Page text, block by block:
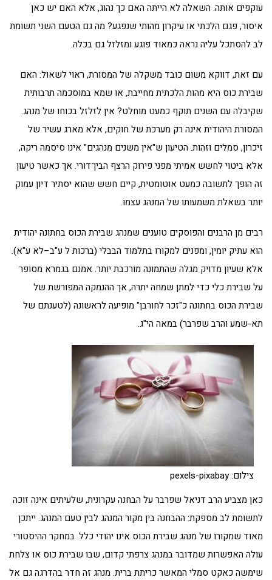
עוקפים אותה. השאלה לא הייתה האם כך נהוג, אלא האם יש כאן
איסור, פגם הלכתי או עיקרון מהותי שנפגע? מה גם הטעם השני תשומת
לב להסתכל עליה נראה כמאוד פוגע ומזלזל גם בכלה.
עם זאת, דווקא משום כובד משקלה של המסורת, ראוי לשאול: האם
שבירת כוס היא מהות הלכתית מחייבת, או שמא במוסכמה תרבותית
שקיבלה עם השנים תוקף כמעט מוחלט? אין לזלזל בכוחו של מנהג.
המסורת היהודית אינה רק מערכת של חוקים, אלא מארג עשיר של
זיכרון, סמלים וזהות. הטיעון ש"אין משנים מנהגים" אינו סיסמה ריקה,
אלא ביטוי לחשש אמיתי מפני פירוק הרצף הבין־דורי. אך כאשר טיעון
זה הופך לתשובה כמעט אוטומטית, קיים חשש שהוא יסתיר דיון עמוק
יותר בשאלת משמעותו של המנהג עצמו.
רבים מן הרבנים והפוסקים טוענים שמנהג שבירת הכוס בחתונה יהודית
הוא עתיק יומין, ומפנים למקורו בתלמוד הבבלי (ברכות ל ע"ב–לא ע"א).
אלא שעיון מדויק מגלה שהתמונה מורכבת יותר. אמנם בגמרא מסופר
על שבירת כלי כדי למתן שמחה יתרה, אך ההנמקה המפורשת של
שבירת הכוס בחתונה כ"זכר לחורבן" מופיעה לראשונה (לטענתם של
תא-שמע והרב שפרבר) במאה הי"ג.
צילום: pexels-pixabay
כאן מצביע הרב דניאל שפרבר על הבחנה עקרונית, שלעיתים אינה זוכה
לתשומת לב מספקת: ההבחנה בין מקור המנהג לבין טעם המנהג. ייתכן
מאוד שמקורו של מנהג שבירת הכוס אינו יהודי כלל. במחקר ההיסטורי
עולה האפשרות שמדובר במנהג צרפתי קדום, שבו שבירת כוס או צלחת
שימשה כאקט סמלי המאשר כריתת ברית. מנהג זה חדר בהדרגה גם אל